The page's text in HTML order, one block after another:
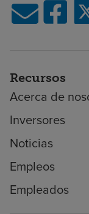
Recursos
Acerca de
Inversores
Noticias
Empleos
Empleados